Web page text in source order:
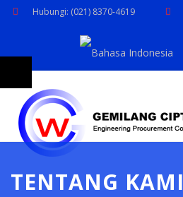
Hubungi: (021) 8370-4619
TENTANG KAMI